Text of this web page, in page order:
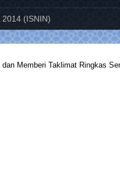
2014 (ISNIN)
dan Memberi Taklimat Ringkas